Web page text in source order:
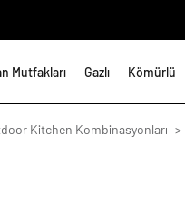
Mutfakları Gazlı Kömürlü
Kitchen Kombinasyonları